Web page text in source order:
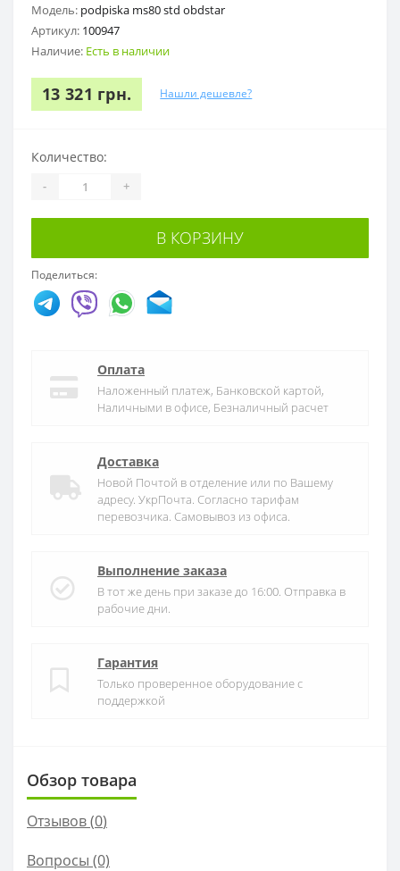
Модель: podpiska ms80 std obdstar
Артикул: 100947
Наличие: Есть в наличии
13 321 грн. Нашли дешевле?
Количество:
- +
В КОРЗИНУ
Поделиться:
Оплата
Наложенный платеж, Банковской картой,
Наличными в офисе, Безналичный расчет
Доставка
Новой Почтой в отделение или по Вашему
адресу. УкрПочта. Согласно тарифам
перевозчика. Самовывоз из офиса.
Выполнение заказа
В тот же день при заказе до 16:00. Отправка в
рабочие дни.
Гарантия
Только проверенное оборудование с
поддержкой
Обзор товара
Отзывов (0)
Вопросы (0)